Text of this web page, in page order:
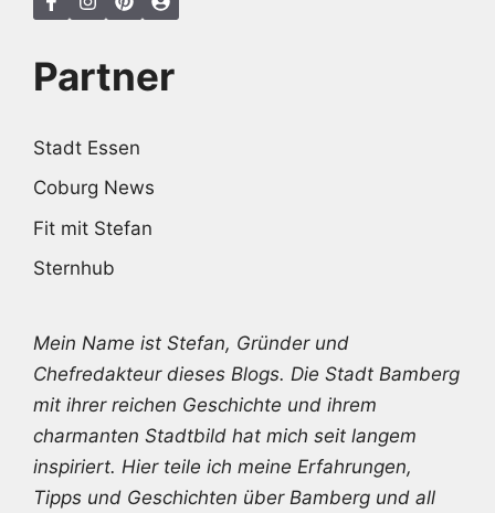
Partner
Stadt Essen
Coburg News
Fit mit Stefan
Sternhub
Mein Name ist Stefan, Gründer und
Chefredakteur dieses Blogs. Die Stadt Bamberg
mit ihrer reichen Geschichte und ihrem
charmanten Stadtbild hat mich seit langem
inspiriert. Hier teile ich meine Erfahrungen,
Tipps und Geschichten über Bamberg und all